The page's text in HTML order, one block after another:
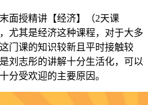
面授精讲【经济】（2天课
尤其是经济这种课程，对于大多
门课的知识较新且平时接触较
刘志彤的讲解十分生活化，可以
分受欢迎的主要原因。